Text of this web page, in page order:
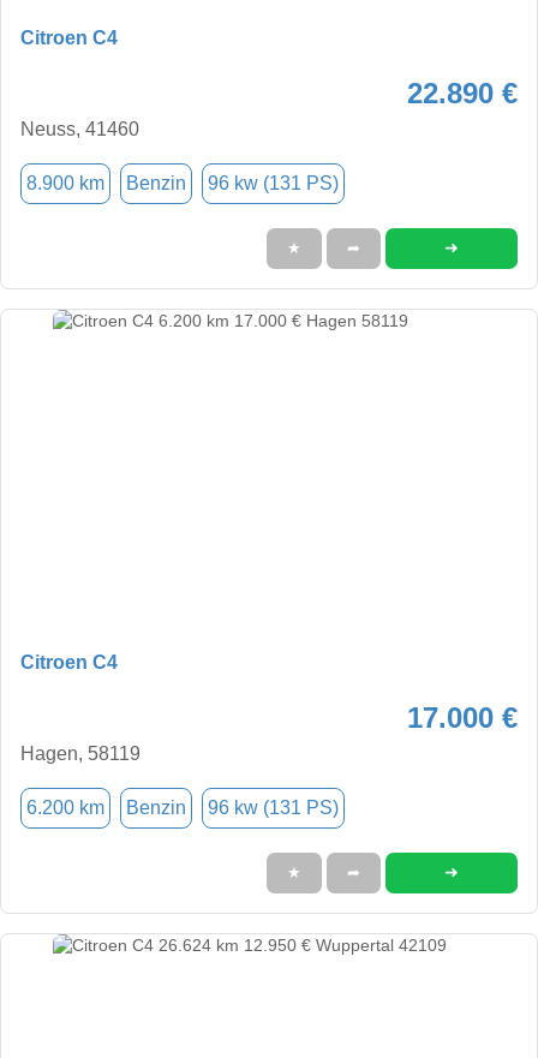
Citroen C4
22.890 €
Neuss, 41460
8.900 km Benzin 96 kw (131 PS)
★ ➦ ➜
Citroen C4
17.000 €
Hagen, 58119
6.200 km Benzin 96 kw (131 PS)
★ ➦ ➜